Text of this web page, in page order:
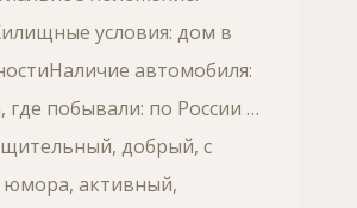
условия: дом в
автомобиля:
где побывали: по России …
добрый, с
юмора, активный,